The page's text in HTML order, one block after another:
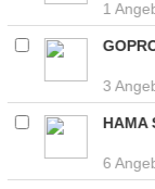
1
3
HAMA
6